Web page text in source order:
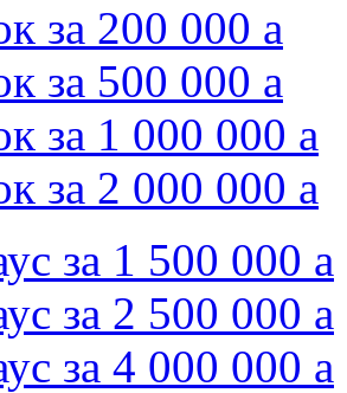
за 200 000 a
за 500 000 a
за 1 000 000 a
за 2 000 000 a
за 1 500 000 a
за 2 500 000 a
за 4 000 000 a